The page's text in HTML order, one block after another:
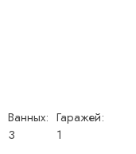
Ванных:
3
Гаражей:
1